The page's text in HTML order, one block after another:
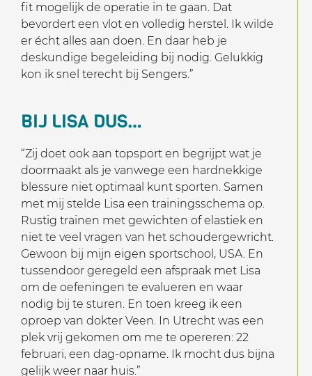
fit mogelijk de operatie in te gaan. Dat
bevordert een vlot en volledig herstel. Ik wilde
er écht alles aan doen. En daar heb je
deskundige begeleiding bij nodig. Gelukkig
kon ik snel terecht bij Sengers.”
BIJ LISA DUS…
“Zij doet ook aan topsport en begrijpt wat je
doormaakt als je vanwege een hardnekkige
blessure niet optimaal kunt sporten. Samen
met mij stelde Lisa een trainingsschema op.
Rustig trainen met gewichten of elastiek en
niet te veel vragen van het schoudergewricht.
Gewoon bij mijn eigen sportschool, USA. En
tussendoor geregeld een afspraak met Lisa
om de oefeningen te evalueren en waar
nodig bij te sturen. En toen kreeg ik een
oproep van dokter Veen. In Utrecht was een
plek vrij gekomen om me te opereren: 22
februari, een dag-opname. Ik mocht dus bijna
gelijk weer naar huis.”